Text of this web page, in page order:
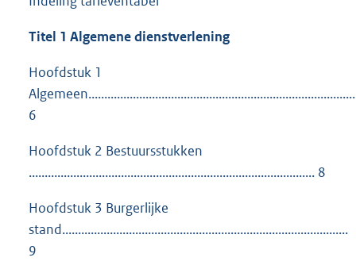
Titel 1 Algemene dienstverlening
Hoofdstuk 1
6
Hoofdstuk 2 Bestuursstukken
.......................................................................................... 8
Hoofdstuk 3 Burgerlijke
stand..........................................................................................
9